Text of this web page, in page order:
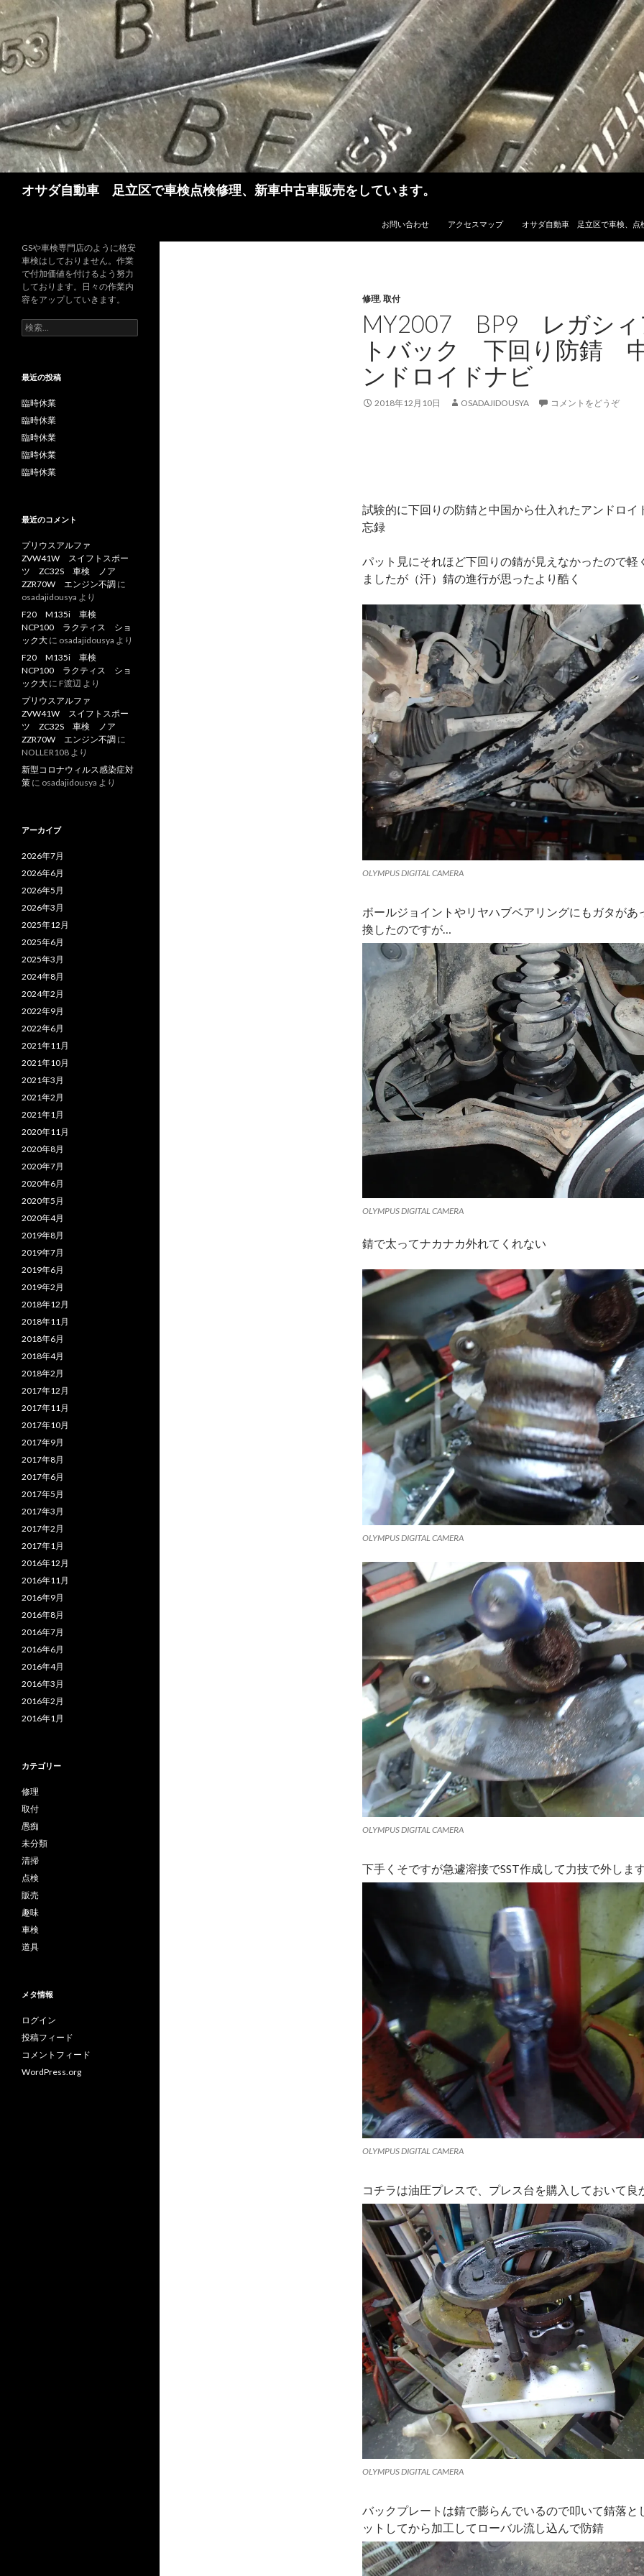
オサダ自動車 足立区で車検点検修理、新車中古車販売をしています。
お問い合わせ
アクセスマップ オサダ自動車 足立区で車検、点
修理, 取付
MY2007 BP9 レガシィ
トバック 下回り防錆
ンドロイドナビ
2018年12月10日 OSADAJIDOUSYA コメントをどうぞ
試験的に下回りの防錆と中国から仕入れたアンドロイ
忘録
パット見にそれほど下回りの錆が見えなかったので軽
ましたが（汗）錆の進行が思ったより酷く
OLYMPUS DIGITAL CAMERA
ボールジョイントやリヤハブベアリングにもガタがあ
換したのですが…
OLYMPUS DIGITAL CAMERA
錆で太ってナカナカ外れてくれない
OLYMPUS DIGITAL CAMERA
OLYMPUS DIGITAL CAMERA
下手くそですが急遽溶接でSST作成して力技で外しま
OLYMPUS DIGITAL CAMERA
コチラは油圧プレスで、プレス台を購入しておいて良
OLYMPUS DIGITAL CAMERA
バックプレートは錆で膨らんでいるので叩いて錆落と
ットしてから加工してローバル流し込んで防錆
GSや車検専門店のように格安
車検はしておりません。作業
で付加価値を付けるよう努力
しております。日々の作業内
容をアップしていきます。
検
索:
最近の投稿
臨時休業
臨時休業
臨時休業
臨時休業
臨時休業
最近のコメント
プリウスアルファ
ZVW41W スイフトスポー
ツ ZC32S 車検 ノア
ZZR70W エンジン不調 に
osadajidousya より
F20 M135i 車検
NCP100 ラクティス ショ
ック大 に osadajidousya より
F20 M135i 車検
NCP100 ラクティス ショ
ック大 に F渡辺 より
プリウスアルファ
ZVW41W スイフトスポー
ツ ZC32S 車検 ノア
ZZR70W エンジン不調 に
NOLLER108 より
新型コロナウィルス感染症対
策 に osadajidousya より
アーカイブ
2026年7月
2026年6月
2026年5月
2026年3月
2025年12月
2025年6月
2025年3月
2024年8月
2024年2月
2022年9月
2022年6月
2021年11月
2021年10月
2021年3月
2021年2月
2021年1月
2020年11月
2020年8月
2020年7月
2020年6月
2020年5月
2020年4月
2019年8月
2019年7月
2019年6月
2019年2月
2018年12月
2018年11月
2018年6月
2018年4月
2018年2月
2017年12月
2017年11月
2017年10月
2017年9月
2017年8月
2017年6月
2017年5月
2017年3月
2017年2月
2017年1月
2016年12月
2016年11月
2016年9月
2016年8月
2016年7月
2016年6月
2016年4月
2016年3月
2016年2月
2016年1月
カテゴリー
修理
取付
愚痴
未分類
清掃
点検
販売
趣味
車検
道具
メタ情報
ログイン
投稿フィード
コメントフィード
WordPress.org